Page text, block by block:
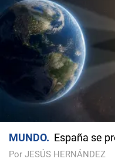
MUNDO España se
Por JESÚS HERNÁNDEZ